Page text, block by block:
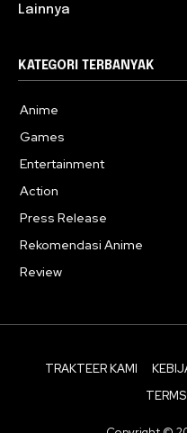
Lainnya
KATEGORI TERBANYAK
Anime
Games
Entertainment
Action
Press Release
Rekomendasi Anime
Review
TRAKTEER KAMI